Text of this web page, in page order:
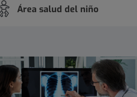
Área salud del niño